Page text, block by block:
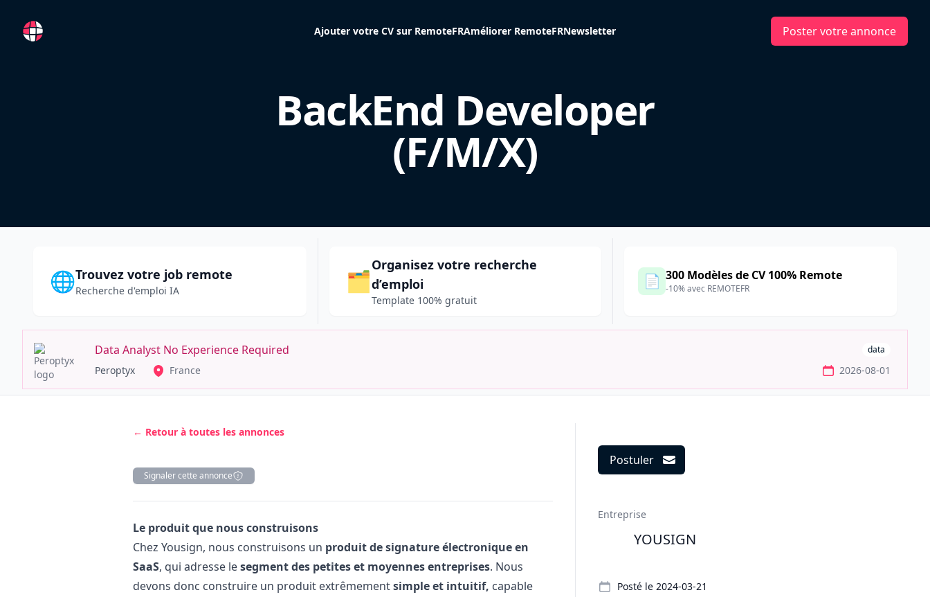
RemoteFR Ajouter votre CV sur RemoteFRAméliorer RemoteFRNewsletter Poster votre annonce
BackEnd Developer
(F/M/X)
🌐Trouvez votre job remote
Recherche d'emploi IA 🗂️
Organisez votre recherche
d’emploi
Template 100% gratuit
📄 300 Modèles de CV 100% Remote
-10% avec REMOTEFR
Data Analyst No Experience Required data
Peroptyx France 2026-08-01
← Retour à toutes les annonces
Signaler cette annonce
Description
Le produit que nous construisons
Chez Yousign, nous construisons un produit de signature électronique en
SaaS, qui adresse lesegment des petites et moyennes entreprises. Nous
devons donc construire un produit extrêmementsimple et intuitif, capable
Postuler
Entreprise
YOUSIGN
Posté le 2024-03-21